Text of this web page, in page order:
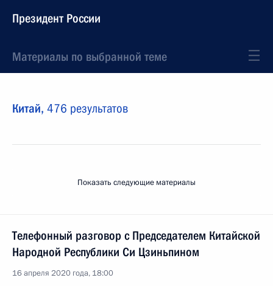
Президент России
Материалы по выбранной теме
Китай, 476 результатов
Показать следующие материалы
Телефонный разговор с Председателем Китайской
Народной Республики Си Цзиньпином
16 апреля 2020 года, 18:00